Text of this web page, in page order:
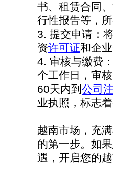
书、租赁合同
行性报告等，
3. 提交申请：
资许可证和企
4. 审核与缴费
个工作日，审
60天内到 公司
业执照，标志
越南市场，充
的第一步。如
遇，开启您的